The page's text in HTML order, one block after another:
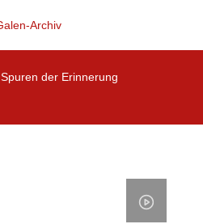
Spuren der Erinnerung